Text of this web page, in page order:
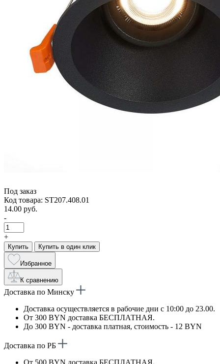
Под заказ
Код товара: ST207.408.01
14.00 руб.
-
+
Купить Купить в один клик
Избранное
К сравнению
Доставка по Минску
Доставка осуществляется в рабочие дни с 10:00 до 23.00.
От 300 BYN доставка БЕСПЛАТНАЯ.
До 300 BYN - доставка платная, стоимость - 12 BYN
Доставка по РБ
От 500 BYN доставка БЕСПЛАТНАЯ.